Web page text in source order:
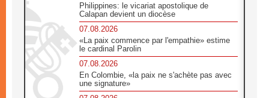
Philippines: le vicariat apostolique de
Calapan devient un diocèse
07.08.2026
«La paix commence par l'empathie» estime
le cardinal Parolin
07.08.2026
En Colombie, «la paix ne s'achète pas avec
une signature»